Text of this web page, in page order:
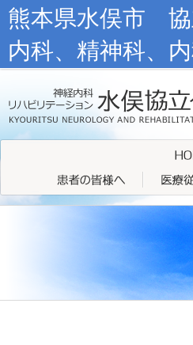
熊本県水俣市 協
内科、精神科、